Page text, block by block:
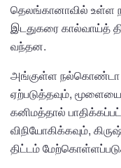
தெலங்கானாவில் உள்ள
இடதுகரை கால்வாய்த்
வந்தன.
அங்குள்ள நல்கொண்டா
ஏற்படுத்தவும்,
கனிமத்தால்
விநியோகிக்கவும்,
திட்டம்